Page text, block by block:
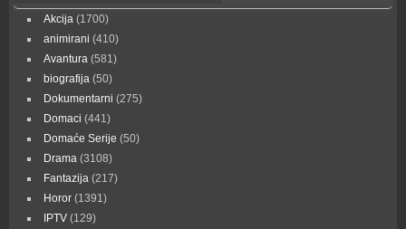
Akcija (1700)
animirani (410)
Avantura (581)
biografija (50)
Dokumentarni (275)
Domaci (441)
Domaće Serije (50)
Drama (3108)
Fantazija (217)
Horor (1391)
IPTV (129)